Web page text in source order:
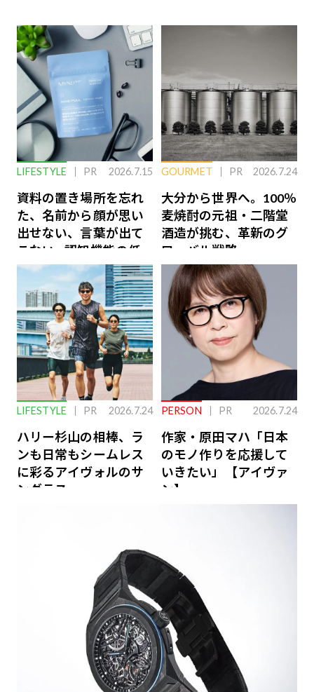
LIFESTYLE PR 2026.7.15
資料の置き場所を忘れ
た、名前から顔が思い
出せない、言葉が出て
こない…認知機能の低
下を救う、脳のインナ
ーケアとは
GOURMET PR 2026.7.24
大分から世界へ。100％
麦焼酎の元祖・二階堂
酒造が挑む、革新のグ
ローバル戦略
LIFESTYLE PR 2026.7.24
ハリー杉山の相棒、ラ
ンも日常もシームレス
に彩るアイヴォルのサ
ングラス
PERSON PR 2026.7.24
作家・原田マハ「日本
のモノ作りを応援して
いきたい」【アイヴァ
ン】